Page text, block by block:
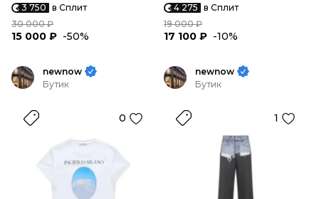
3 750 в Сплит
30 000 ₽
15 000 ₽ -50%
4 275 в Сплит
19 000 ₽
17 100 ₽ -10%
newnow
Бутик
0
newnow
Бутик
1